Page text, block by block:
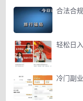
合法合
轻松日
冷门副